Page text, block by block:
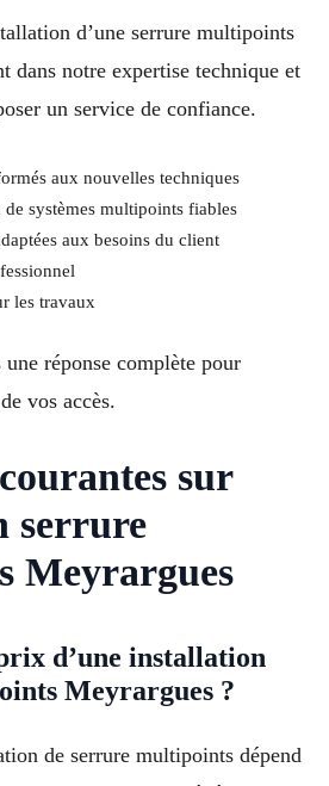
d’une serrure multipoints
dans notre expertise technique et
un service de confiance.
aux nouvelles techniques
systèmes multipoints fiables
aux besoins du client
les travaux
réponse complète pour
vos accès.
sur
serrure
Meyrargues
d’une installation
Meyrargues ?
de serrure multipoints dépend